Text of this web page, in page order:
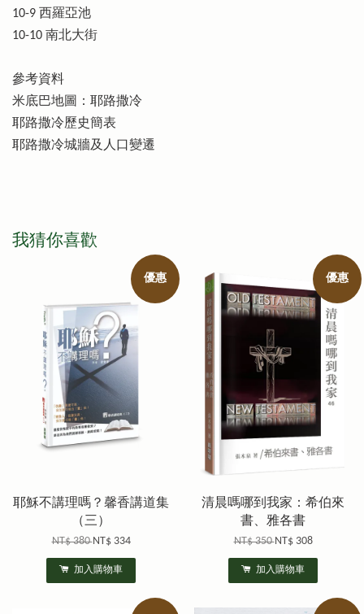
10-9 西羅亞池
10-10 南北大街
參考資料
米底巴地圖：耶路撒冷
耶路撒冷歷史簡表
耶路撒冷城牆及人口變遷
我猜你喜歡
優惠
耶穌不講理嗎？馨香講道集
（三）
NT$ 380NT$ 334
加入購物車
優惠
清晨嗎哪到我家：希伯來
書、雅各書
NT$ 350NT$ 308
加入購物車